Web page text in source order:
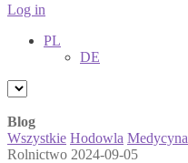
Log in
PL
DE
Blog
Wszystkie Hodowla Medycyna
Rolnictwo 2024-09-05